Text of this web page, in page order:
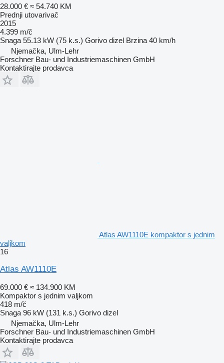
28.000 € ≈ 54.740 KM
Prednji utovarivač
2015
4.399 m/č
Snaga 55.13 kW (75 k.s.) Gorivo dizel Brzina 40 km/h
Njemačka, Ulm-Lehr
Forschner Bau- und Industriemaschinen GmbH
Kontaktirajte prodavca
Atlas AW1110E kompaktor s jednim
valjkom
16
Atlas AW1110E
69.000 € ≈ 134.900 KM
Kompaktor s jednim valjkom
418 m/č
Snaga 96 kW (131 k.s.) Gorivo dizel
Njemačka, Ulm-Lehr
Forschner Bau- und Industriemaschinen GmbH
Kontaktirajte prodavca